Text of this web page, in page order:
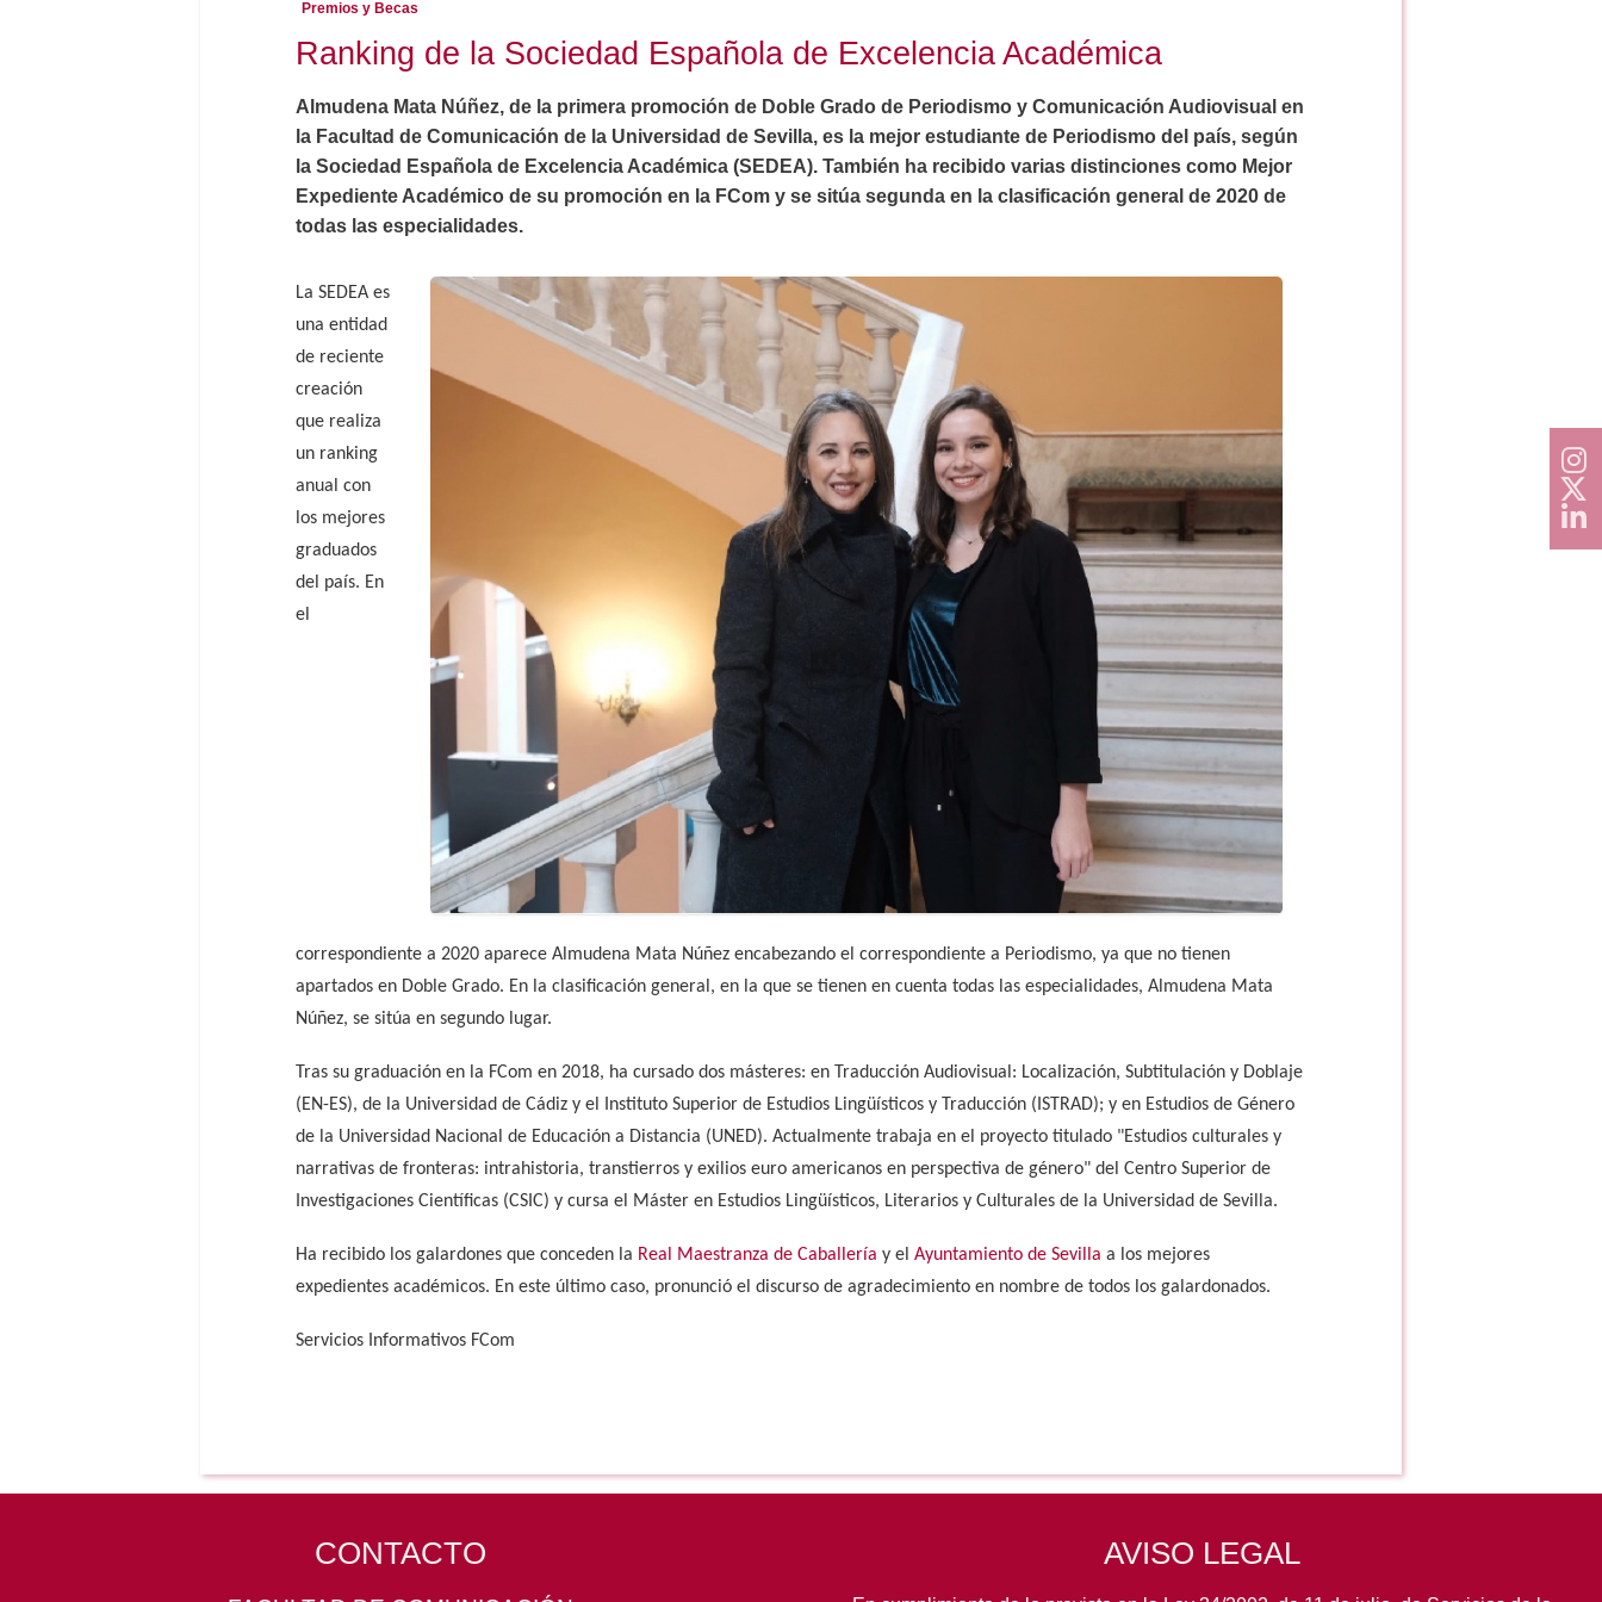
Premios y Becas
Ranking de la Sociedad Española de Excelencia Académica
Almudena Mata Núñez, de la primera promoción de Doble Grado de Periodismo y Comunicación Audiovisual en
la Facultad de Comunicación de la Universidad de Sevilla, es la mejor estudiante de Periodismo del país, según
la Sociedad Española de Excelencia Académica (SEDEA). También ha recibido varias distinciones como Mejor
Expediente Académico de su promoción en la FCom y se sitúa segunda en la clasificación general de 2020 de
todas las especialidades.
La SEDEA es
una entidad
de reciente
creación
que realiza
un ranking
anual con
los mejores
graduados
del país. En
el
correspondiente a 2020 aparece Almudena Mata Núñez encabezando el correspondiente a Periodismo, ya que no tienen
apartados en Doble Grado. En la clasificación general, en la que se tienen en cuenta todas las especialidades, Almudena Mata
Núñez, se sitúa en segundo lugar.
Tras su graduación en la FCom en 2018, ha cursado dos másteres: en Traducción Audiovisual: Localización, Subtitulación y Doblaje
(EN-ES), de la Universidad de Cádiz y el Instituto Superior de Estudios Lingüísticos y Traducción (ISTRAD); y en Estudios de Género
de la Universidad Nacional de Educación a Distancia (UNED). Actualmente trabaja en el proyecto titulado "Estudios culturales y
narrativas de fronteras: intrahistoria, transtierros y exilios euro americanos en perspectiva de género" del Centro Superior de
Investigaciones Científicas (CSIC) y cursa el Máster en Estudios Lingüísticos, Literarios y Culturales de la Universidad de Sevilla.
Ha recibido los galardones que conceden la Real Maestranza de Caballería y el Ayuntamiento de Sevilla a los mejores
expedientes académicos. En este último caso, pronunció el discurso de agradecimiento en nombre de todos los galardonados.
Servicios Informativos FCom
CONTACTO AVISO LEGAL